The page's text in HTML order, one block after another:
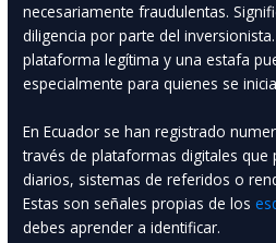
necesariamente fraudulentas.
diligencia por parte del
plataforma legítima y una estafa
especialmente para quienes se
En Ecuador se han registrado
través de plataformas digitales
diarios, sistemas de referidos o
Estas son señales propias de los
debes aprender a identificar.